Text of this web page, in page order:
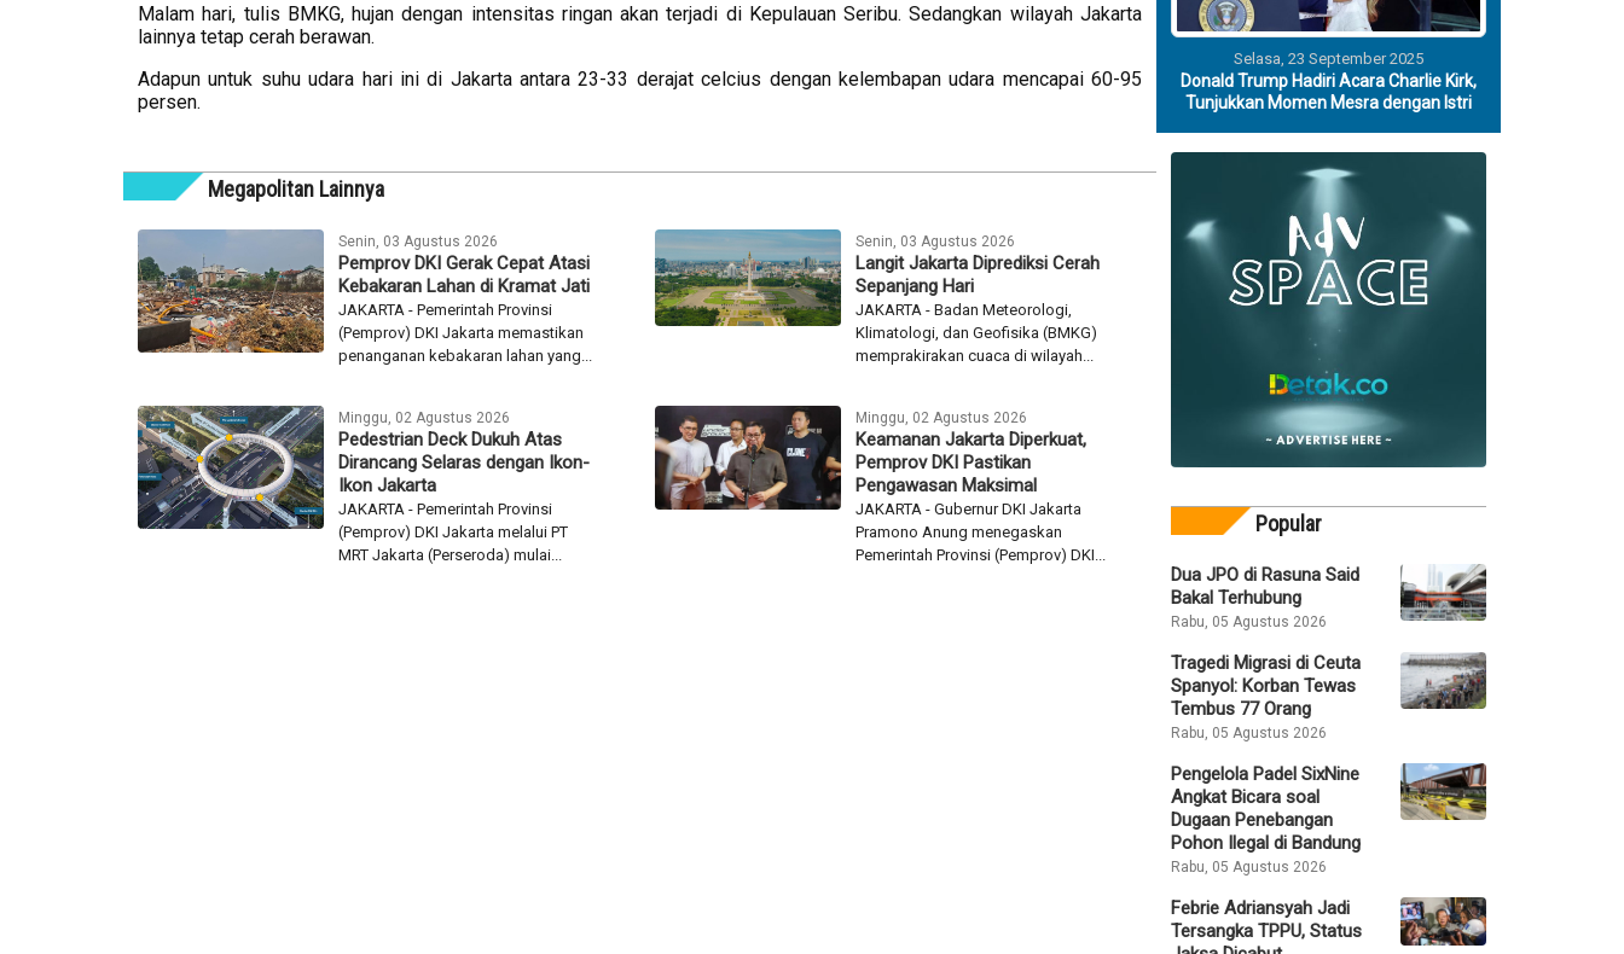
Malam hari, tulis BMKG, hujan dengan intensitas ringan akan terjadi di Kepulauan Seribu. Sedangkan wilayah Jakarta
lainnya tetap cerah berawan.
Adapun untuk suhu udara hari ini di Jakarta antara 23-33 derajat celcius dengan kelembapan udara mencapai 60-95
persen.
Megapolitan Lainnya
Senin, 03 Agustus 2026
Pemprov DKI Gerak Cepat Atasi
Kebakaran Lahan di Kramat Jati
JAKARTA - Pemerintah Provinsi
(Pemprov) DKI Jakarta memastikan
penanganan kebakaran lahan yang...
Senin, 03 Agustus 2026
Langit Jakarta Diprediksi Cerah
Sepanjang Hari
JAKARTA - Badan Meteorologi,
Klimatologi, dan Geofisika (BMKG)
memprakirakan cuaca di wilayah...
Minggu, 02 Agustus 2026
Pedestrian Deck Dukuh Atas
Dirancang Selaras dengan Ikon-
Ikon Jakarta
JAKARTA - Pemerintah Provinsi
(Pemprov) DKI Jakarta melalui PT
MRT Jakarta (Perseroda) mulai...
Minggu, 02 Agustus 2026
Keamanan Jakarta Diperkuat,
Pemprov DKI Pastikan
Pengawasan Maksimal
JAKARTA - Gubernur DKI Jakarta
Pramono Anung menegaskan
Pemerintah Provinsi (Pemprov) DKI...
Selasa, 23 September 2025
Donald Trump Hadiri Acara Charlie Kirk,
Tunjukkan Momen Mesra dengan Istri
Popular
Dua JPO di Rasuna Said
Bakal Terhubung
Rabu, 05 Agustus 2026
Tragedi Migrasi di Ceuta
Spanyol: Korban Tewas
Tembus 77 Orang
Rabu, 05 Agustus 2026
Pengelola Padel SixNine
Angkat Bicara soal
Dugaan Penebangan
Pohon Ilegal di Bandung
Rabu, 05 Agustus 2026
Febrie Adriansyah Jadi
Tersangka TPPU, Status